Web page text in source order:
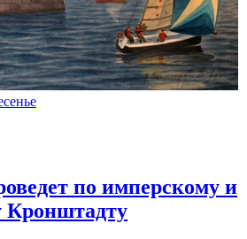
по имперскому и
Кронштадту